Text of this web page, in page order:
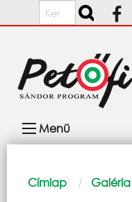
Ugrás a tartalomra
Keresés
navigáció
Menü
Morzsa
Címlap Galéria